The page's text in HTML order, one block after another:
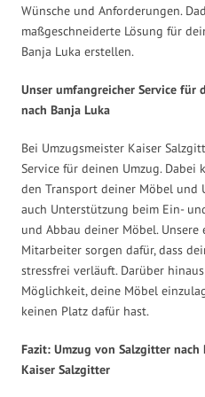
Wünsche und Anforderungen.
maßgeschneiderte Lösung für
Banja Luka erstellen.
Unser umfangreicher Service für
nach Banja Luka
Bei Umzugsmeister Kaiser
Service für deinen Umzug.
den Transport deiner Möbel und
auch Unterstützung beim Ein-
und Abbau deiner Möbel.
Mitarbeiter sorgen dafür, dass
stressfrei verläuft. Darüber
Möglichkeit, deine Möbel
keinen Platz dafür hast.
Fazit: Umzug von Salzgitter
Kaiser Salzgitter